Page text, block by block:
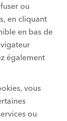
ou
en cliquant
en bas de
également
vous
ou